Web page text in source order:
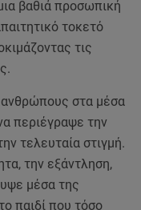
βαθιά προσωπική
τοκετό
τις
ανθρώπους στα μέσα
περιέγραψε την
τελευταία στιγμή.
την εξάντληση,
μέσα της
παιδί που τόσο